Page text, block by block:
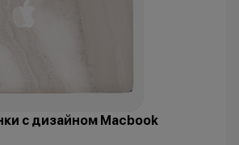
имеет
заключении
по
с дизайном Macbook